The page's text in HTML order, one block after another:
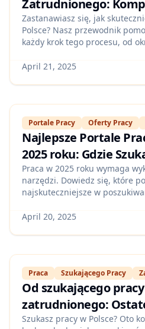
Zatrudnionego:
po Znalezieniu Pracy
Zastanawiasz się, jak
Polsce? Nasz przewodnik
każdy krok tego procesu, od
kwalifikacyjnej.
April 21, 2025
Portale Pracy Oferty Pracy
Najlepsze Portale
2025 roku: Gdzie
Praca w 2025 roku wymaga
narzędzi. Dowiedz się, które
najskuteczniejsze w
April 20, 2025
Praca Szukającego Pracy
Od szukającego
zatrudnionego:
po zdobywaniu pracy
Szukasz pracy w Polsce? Oto